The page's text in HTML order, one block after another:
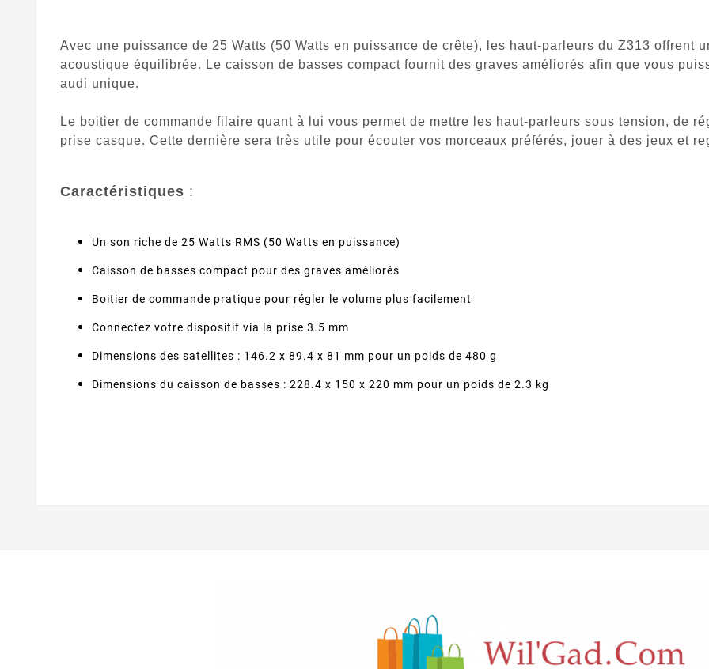
Avec une puissance de 25 Watts (50 Watts en puissance de crête), les haut-parleurs du Z313 offrent
acoustique équilibrée. Le caisson de basses compact fournit des graves améliorés afin que vous
audi unique.
Le boitier de commande filaire quant à lui vous permet de mettre les haut-parleurs sous tension, de
prise casque. Cette dernière sera très utile pour écouter vos morceaux préférés, jouer à des jeux et
Caractéristiques :
Un son riche de 25 Watts RMS (50 Watts en puissance)
Caisson de basses compact pour des graves améliorés
Boitier de commande pratique pour régler le volume plus facilement
Connectez votre dispositif via la prise 3.5 mm
Dimensions des satellites : 146.2 x 89.4 x 81 mm pour un poids de 480 g
Dimensions du caisson de basses : 228.4 x 150 x 220 mm pour un poids de 2.3 kg